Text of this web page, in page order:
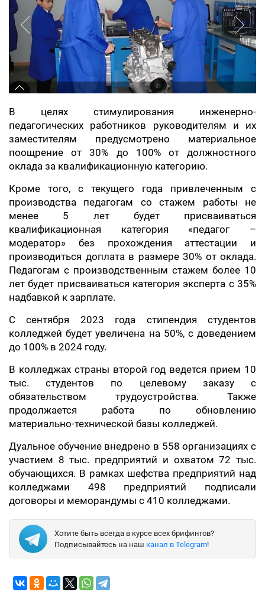
В целях стимулирования инженерно-
педагогических работников руководителям и их
заместителям предусмотрено материальное
поощрение от 30% до 100% от должностного
оклада за квалификационную категорию.
Кроме того, с текущего года привлеченным с
производства педагогам со стажем работы не
менее 5 лет будет присваиваться
квалификационная категория «педагог –
модератор» без прохождения аттестации и
производиться доплата в размере 30% от оклада.
Педагогам с производственным стажем более 10
лет будет присваиваться категория эксперта с 35%
надбавкой к зарплате.
С сентября 2023 года стипендия студентов
колледжей будет увеличена на 50%, с доведением
до 100% в 2024 году.
В колледжах страны второй год ведется прием 10
тыс. студентов по целевому заказу с
обязательством трудоустройства. Также
продолжается работа по обновлению
материально-технической базы колледжей.
Дуальное обучение внедрено в 558 организациях с
участием 8 тыс. предприятий и охватом 72 тыс.
обучающихся. В рамках шефства предприятий над
колледжами 498 предприятий подписали
договоры и меморандумы с 410 колледжами.
Хотите быть всегда в курсе всех брифингов?
Подписывайтесь на наш канал в Telegram!